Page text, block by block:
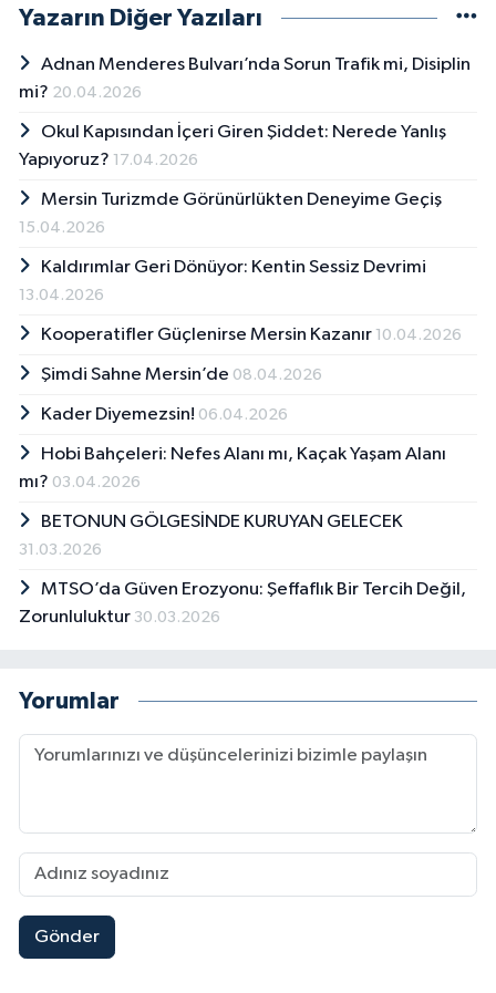
Yazarın Diğer Yazıları
Adnan Menderes Bulvarı’nda Sorun Trafik mi, Disiplin
mi? 20.04.2026
Okul Kapısından İçeri Giren Şiddet: Nerede Yanlış
Yapıyoruz? 17.04.2026
Mersin Turizmde Görünürlükten Deneyime Geçiş
15.04.2026
Kaldırımlar Geri Dönüyor: Kentin Sessiz Devrimi
13.04.2026
Kooperatifler Güçlenirse Mersin Kazanır 10.04.2026
Şimdi Sahne Mersin’de 08.04.2026
Kader Diyemezsin! 06.04.2026
Hobi Bahçeleri: Nefes Alanı mı, Kaçak Yaşam Alanı
mı? 03.04.2026
BETONUN GÖLGESİNDE KURUYAN GELECEK
31.03.2026
MTSO’da Güven Erozyonu: Şeffaflık Bir Tercih Değil,
Zorunluluktur 30.03.2026
Yorumlar
Gönder